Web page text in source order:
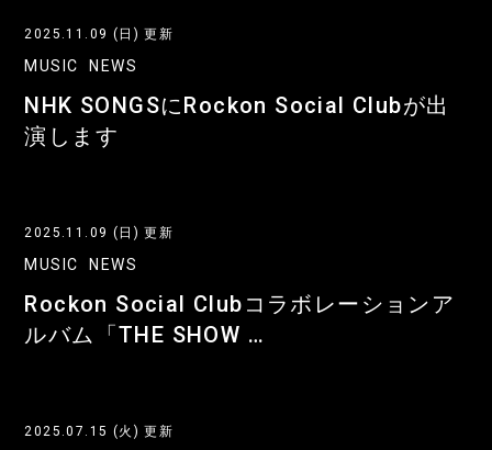
2025.11.09 (日) 更新
MUSIC NEWS
NHK SONGSにRockon Social Clubが出
演します
2025.11.09 (日) 更新
MUSIC NEWS
Rockon Social Clubコラボレーションア
ルバム「THE SHOW …
2025.07.15 (火) 更新